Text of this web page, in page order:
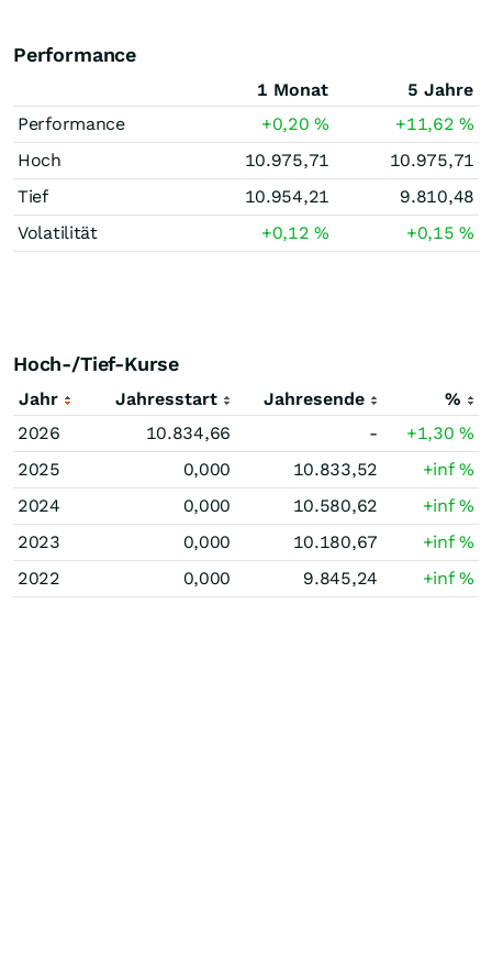
Performance
1 Monat
5 Jahre
Performance
+0,20% +11,62%
Hoch
10.975,71
10.975,71
Tief
10.954,21
9.810,48
Volatilität
+0,12% +0,15%
Hoch-/Tief-Kurse
Jahr Jahresstart Jahresende
%
2026
10.834,66 - +1,30%
2025
0,000 10.833,52 +inf%
2024
0,000 10.580,62 +inf%
2023
0,000 10.180,67 +inf%
2022
0,000 9.845,24 +inf%